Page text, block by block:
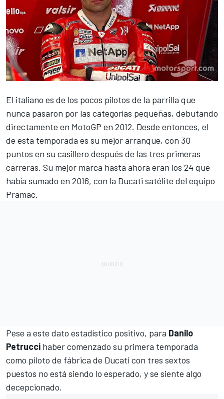
El italiano es de los pocos pilotos de la parrilla que
nunca pasaron por las categorías pequeñas, debutando
directamente en MotoGP en 2012. Desde entonces, el
de esta temporada es su mejor arranque, con 30
puntos en su casillero después de las tres primeras
carreras. Su mejor marca hasta ahora eran los 24 que
había sumado en 2016, con la Ducati satélite del equipo
Pramac.
Pese a este dato estadístico positivo, para Danilo
Petrucci haber comenzado su primera temporada
como piloto de fábrica de Ducati con tres sextos
puestos no está siendo lo esperado, y se siente algo
decepcionado.